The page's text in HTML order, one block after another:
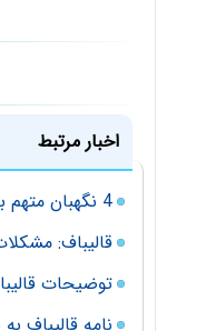
اخبار مرتبط
4 نگهبان متهم به قتل در انتظار صدور حکم
قالیباف: مشکلات
توضیحات
نامه قالیباف